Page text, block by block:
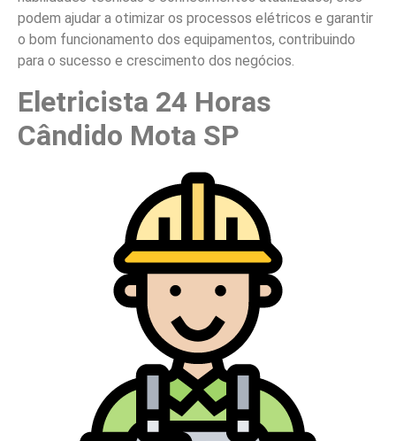
podem ajudar a otimizar os processos elétricos e garantir
o bom funcionamento dos equipamentos, contribuindo
para o sucesso e crescimento dos negócios.
Eletricista 24 Horas
Cândido Mota SP